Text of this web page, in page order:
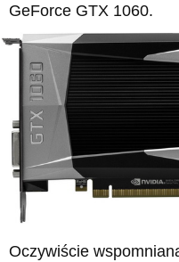
GeForce GTX 1060.
Oczywiście